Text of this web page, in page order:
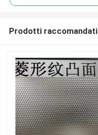
Prodotti raccomandati